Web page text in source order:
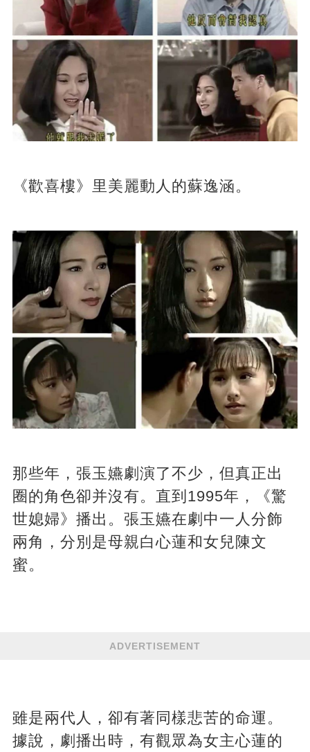
《歡喜樓》里美麗動人的蘇逸涵。
那些年，張玉嬿劇演了不少，但真正出
圈的角色卻并沒有。直到1995年，《驚
世媳婦》播出。張玉嬿在劇中一人分飾
兩角，分別是母親白心蓮和女兒陳文
蜜。
ADVERTISEMENT
雖是兩代人，卻有著同樣悲苦的命運。
據說，劇播出時，有觀眾為女主心蓮的